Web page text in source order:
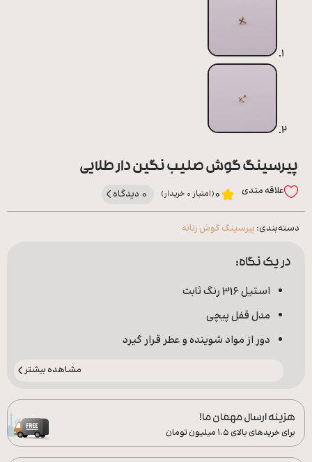
پیرسینگ گوش صلیب نگین دار طلایی
علاقه‌ مندی 0(امتیاز 0 خریدار) 0 دیدگاه
دسته‌بندی: پیرسینگ گوش زنانه
در یک نگاه:
استیل 316 رنگ ثابت
مدل قفل پیچی
دور از مواد شوینده و عطر قرار گیرد
مشاهده بیشتر
هزینه ارسال مهمان ما!
برای خریدهای بالای ۱.۵ میلیون تومان